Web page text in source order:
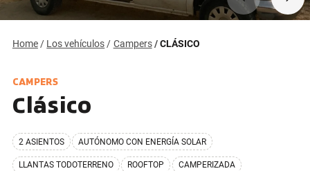
Home Los vehículos Campers CLÁSICO
CAMPERS
Clásico
2 ASIENTOS AUTÓNOMO CON ENERGÍA SOLAR
LLANTAS TODOTERRENO ROOFTOP CAMPERIZADA